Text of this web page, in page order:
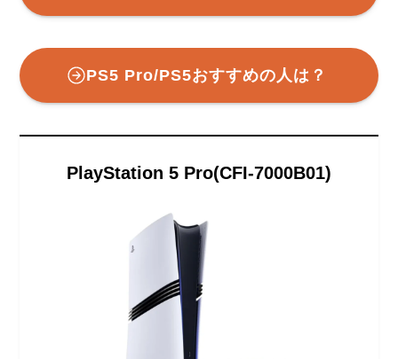
PS5 Pro/PS5おすすめの人は？
PlayStation 5 Pro(CFI-7000B01)